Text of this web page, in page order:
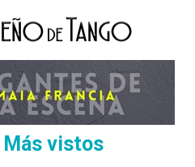
Más vistos